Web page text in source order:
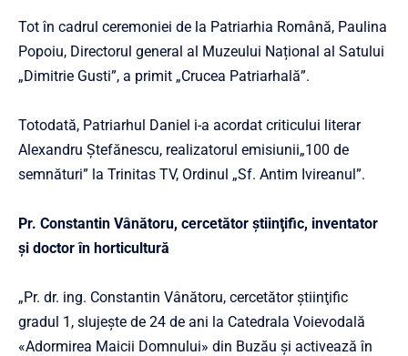
Tot în cadrul ceremoniei de la Patriarhia Română, Paulina
Popoiu, Directorul general al Muzeului Național al Satului
„Dimitrie Gusti”, a primit „Crucea Patriarhală”.
Totodată, Patriarhul Daniel i-a acordat criticului literar
Alexandru Ștefănescu, realizatorul emisiunii„100 de
semnături” la Trinitas TV, Ordinul „Sf. Antim Ivireanul”.
Pr. Constantin Vânătoru, cercetător ştiinţific, inventator
şi doctor în horticultură
„Pr. dr. ing. Constantin Vânătoru, cercetător ştiinţific
gradul 1, slujeşte de 24 de ani la Catedrala Voievodală
«Adormirea Maicii Domnului» din Buzău şi activează în